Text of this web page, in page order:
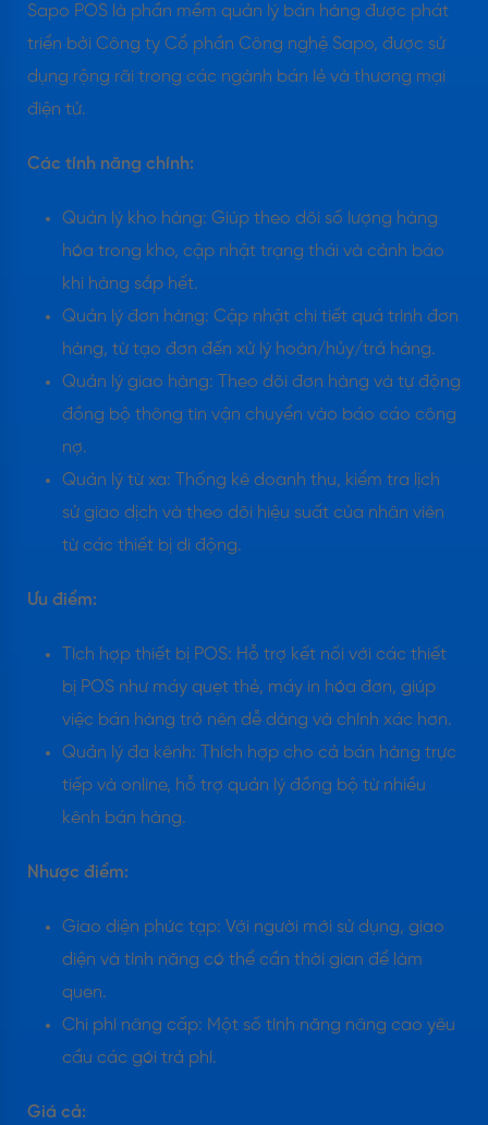
Sapo POS là phần mềm quản lý bán hàng được phát
triển bởi Công ty Cổ phần Công nghệ Sapo, được sử
dụng rộng rãi trong các ngành bán lẻ và thương mại
điện tử.
Các tính năng chính:
Quản lý kho hàng: Giúp theo dõi số lượng hàng
hóa trong kho, cập nhật trạng thái và cảnh báo
khi hàng sắp hết.
Quản lý đơn hàng: Cập nhật chi tiết quá trình đơn
hàng, từ tạo đơn đến xử lý hoàn/hủy/trả hàng.
Quản lý giao hàng: Theo dõi đơn hàng và tự động
đồng bộ thông tin vận chuyển vào báo cáo công
nợ.
Quản lý từ xa: Thống kê doanh thu, kiểm tra lịch
sử giao dịch và theo dõi hiệu suất của nhân viên
từ các thiết bị di động.
Ưu điểm:
Tích hợp thiết bị POS: Hỗ trợ kết nối với các thiết
bị POS như máy quẹt thẻ, máy in hóa đơn, giúp
việc bán hàng trở nên dễ dàng và chính xác hơn.
Quản lý đa kênh: Thích hợp cho cả bán hàng trực
tiếp và online, hỗ trợ quản lý đồng bộ từ nhiều
kênh bán hàng.
Nhược điểm:
Giao diện phức tạp: Với người mới sử dụng, giao
diện và tính năng có thể cần thời gian để làm
quen.
Chi phí nâng cấp: Một số tính năng nâng cao yêu
cầu các gói trả phí.
Giá cả: